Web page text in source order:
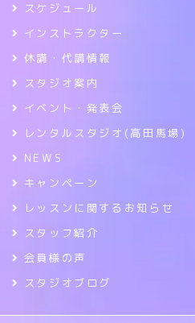
スケジュール
インストラクター
休講・代講情報
スタジオ案内
イベント・発表会
レンタルスタジオ(高田馬場)
NEWS
キャンペーン
レッスンに関するお知らせ
スタッフ紹介
会員様の声
スタジオブログ